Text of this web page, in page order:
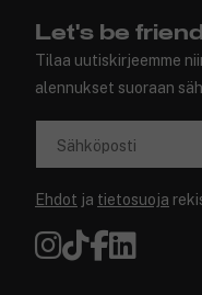
Let's be
Tilaa uutiskirjeemme
alennukset suoraan
Sähköposti
Ehdot ja tietosuoja